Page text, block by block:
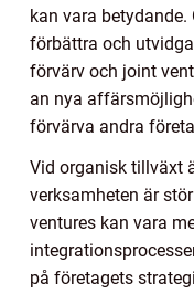
kan vara
förbättra och
förvärv och joint
an nya
förvärva andra
Vid organisk tillväxt
verksamheten är
ventures kan vara
på företagets